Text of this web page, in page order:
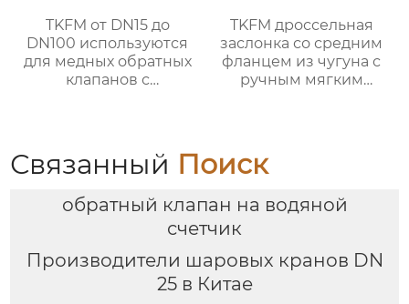
TKFM от DN15 до
DN100 используются
для медных обратных
клапанов с
TKFM дроссельная
заслонка со средним
фланцем из чугуна с
ручным мягким
Связанный Поиск
обратный клапан на водяной
счетчик
Производители шаровых кранов DN
25 в Китае